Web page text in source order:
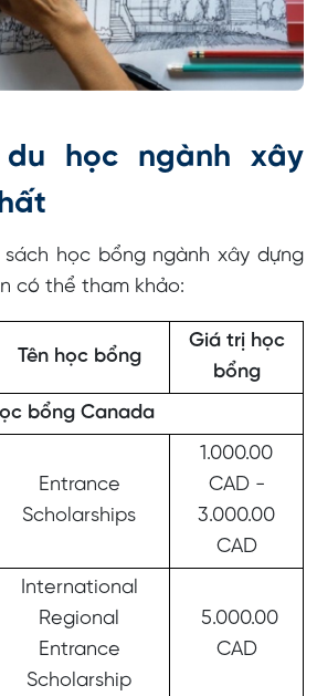
học ngành xây
học bổng ngành xây dựng
có thể tham khảo:
Tên học bổng
Giá trị học
bổng
bổng Canada
Entrance
Scholarships
1.000.00
CAD -
3.000.00
CAD
International
Regional
Entrance
Scholarship
5.000.00
CAD